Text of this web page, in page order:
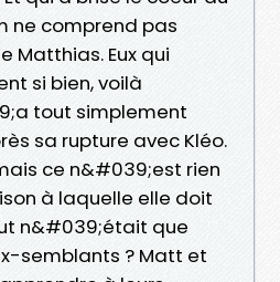
ne comprend pas
Eux qui
si bien, voilà
tout simplement
sa rupture avec Kléo.
ce n&#039;est rien
à laquelle elle doit
n&#039;était que
semblants ? Matt et